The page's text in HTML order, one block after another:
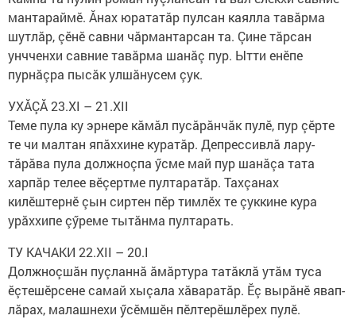
мантараймӗ. Ăнах юрататăр пулсан каялла тавăрма
шутлăр, çӗнӗ савни чăрмантарсан та. Çине тăрсан
унчченхи савние тавăрма шанăç пур. Ытти енӗпе
пурнăçра пысăк улшăнусем çук.
УХĂÇĂ 23.XI – 21.XII
Теме пула ку эрнере кăмăл пусăрăнчăк пулӗ, пур çӗрте
те чи малтан япăххине куратăр. Депрессивлă лару-
тăрăва пула должноçпа ӳсме май пур шанăçа тата
харпăр телее вӗçертме пултаратăр. Тахçанах
килӗштернӗ çын сиртен пӗр тимлӗх те çуккине кура
урăххипе çӳреме тытăнма пултарать.
ТУ КАЧАКИ 22.XII – 20.I
Должноçшăн пуçланнă ăмăртура татăклă утăм туса
ӗçтешӗрсене самай хыçала хăваратăр. Ӗç вырăнӗ явап­
лăрах, малашнехи ӳсӗмшӗн пӗлтерӗшлӗрех пу­лӗ.